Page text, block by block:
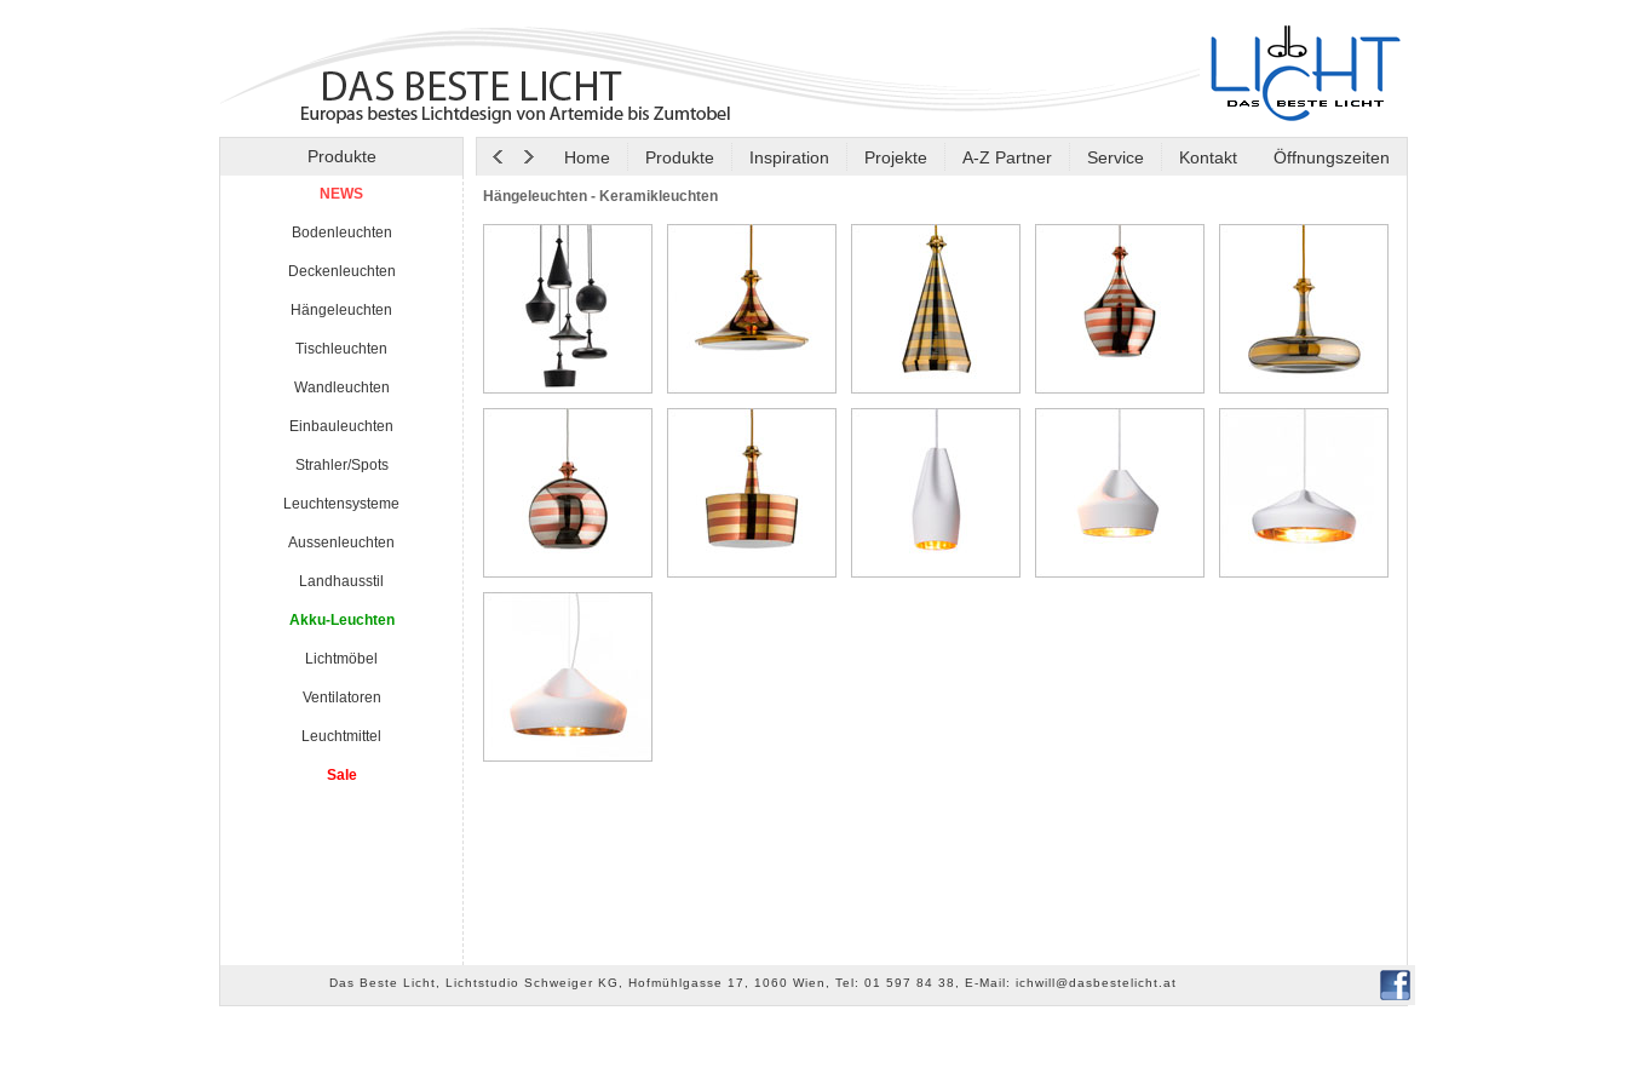
Produkte Home Produkte Inspiration Projekte A-Z Partner Service Kontakt Öffnungszeiten
NEWS
Bodenleuchten
Deckenleuchten
Hängeleuchten
Tischleuchten
Wandleuchten
Einbauleuchten
Strahler/Spots
Leuchtensysteme
Aussenleuchten
Landhausstil
Akku-Leuchten
Lichtmöbel
Ventilatoren
Leuchtmittel
Sale
Hängeleuchten - Keramikleuchten
Das Beste Licht, Lichtstudio Schweiger KG, Hofmühlgasse 17, 1060 Wien, Tel: 01 597 84 38, E-Mail: ichwill@dasbestelicht.at